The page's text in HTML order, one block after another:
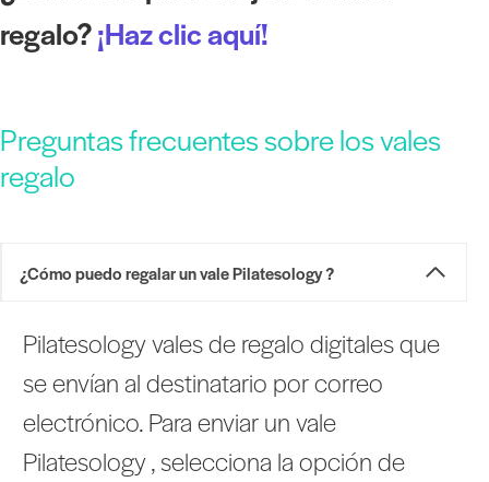
regalo?¡Haz clic aquí!
Preguntas frecuentes sobre los vales
regalo
¿Cómo puedo regalar un vale Pilatesology ?
Pilatesology vales de regalo digitales que
se envían al destinatario por correo
electrónico. Para enviar un vale
Pilatesology , selecciona la opción de